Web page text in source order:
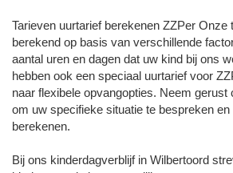
Tarieven uurtarief berekenen ZZPer Onze
berekend op basis van verschillende
aantal uren en dagen dat uw kind bij ons
hebben ook een speciaal uurtarief voor
naar flexibele opvangopties. Neem gerust
om uw specifieke situatie te bespreken
berekenen.
Bij ons kinderdagverblijf in Wilbertoord